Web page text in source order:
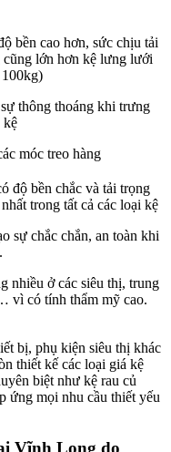
bền cao hơn, sức chịu tải
cũng lớn hơn kệ lưng lưới
thông thoáng khi trưng
kệ
móc treo hàng
độ bền chắc và tải trọng
trong tất cả các loại kệ
sự chắc chắn, an toàn khi
nhiều ở các siêu thị, trung
vì có tính thẩm mỹ cao.
bị, phụ kiện siêu thị khác
thiết kế các loại giá kệ
biệt như kệ rau củ
ứng mọi nhu cầu thiết yếu
Vĩnh Long do